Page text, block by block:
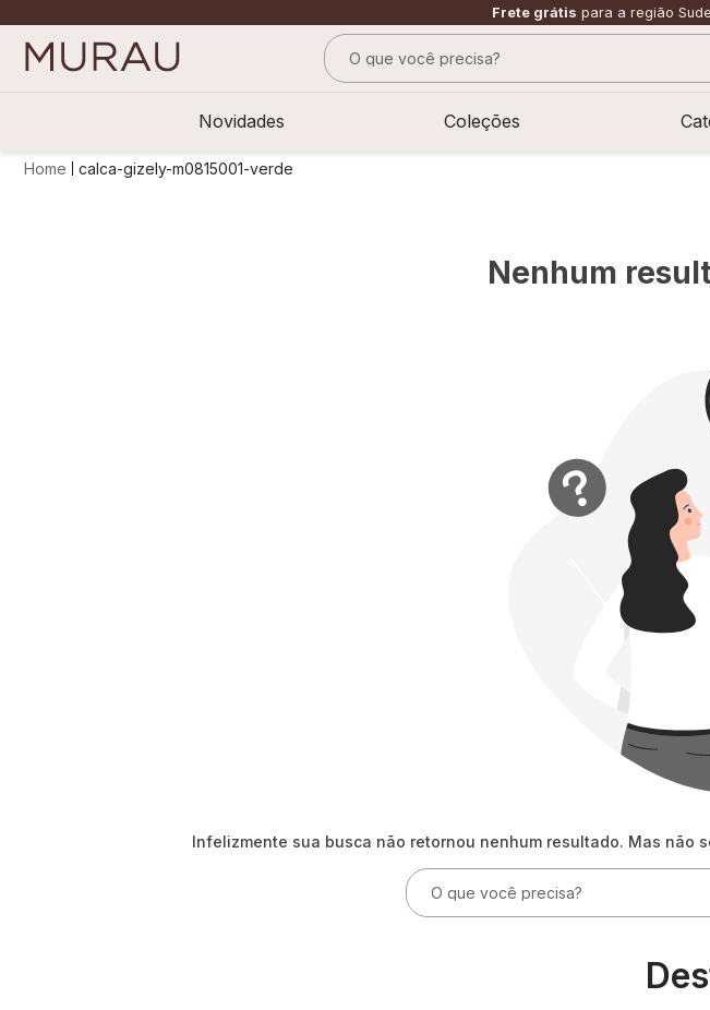
Frete grátis para a região
O que você precisa?
Novidades Coleções
calca-gizely-m0815001-verde
Nenhum
Infelizmente sua busca não retornou nenhum resultado. Mas não
O que você precisa?